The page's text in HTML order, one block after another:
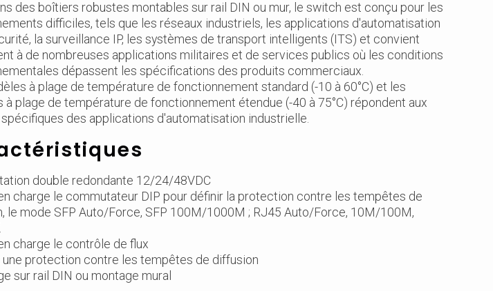
des boîtiers robustes montables sur rail DIN ou mur, le switch est conçu pour les
difficiles, tels que les réseaux industriels, les applications d'automatisation
la surveillance IP, les systèmes de transport intelligents (ITS) et convient
à de nombreuses applications militaires et de services publics où les conditions
dépassent les spécifications des produits commerciaux.
à plage de température de fonctionnement standard (-10 à 60°C) et les
à plage de température de fonctionnement étendue (-40 à 75°C) répondent aux
des applications d'automatisation industrielle.
double redondante 12/24/48VDC
charge le commutateur DIP pour définir la protection contre les tempêtes de
le mode SFP Auto/Force, SFP 100M/1000M ; RJ45 Auto/Force, 10M/100M,
charge le contrôle de flux
une protection contre les tempêtes de diffusion
sur rail DIN ou montage mural